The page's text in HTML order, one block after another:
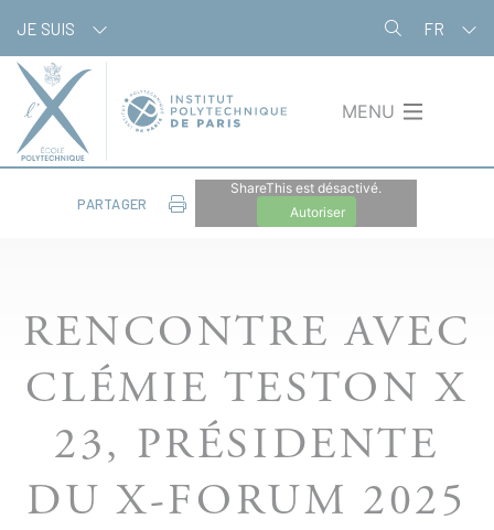
au
contenu
principal
JE SUIS FR
MENU
PARTAGER
ShareThis est désactivé.
Autoriser
RENCONTRE AVEC
CLÉMIE TESTON X
23, PRÉSIDENTE
DU X-FORUM 2025